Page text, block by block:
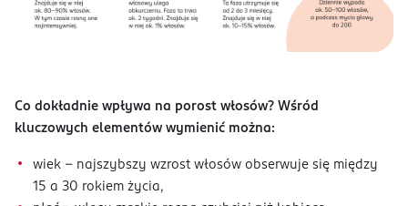
Co dokładnie wpływa na porost włosów? Wśród
kluczowych elementów wymienić można:
wiek – najszybszy wzrost włosów obserwuje się między
15 a 30 rokiem życia,